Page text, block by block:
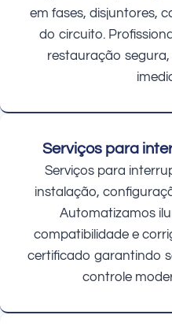
em fases, disjuntores,
do circuito.
restauração
Serviços para
Serviços para
instalação,
Automatizamos
compatibilidade e
certificado garantindo
controle